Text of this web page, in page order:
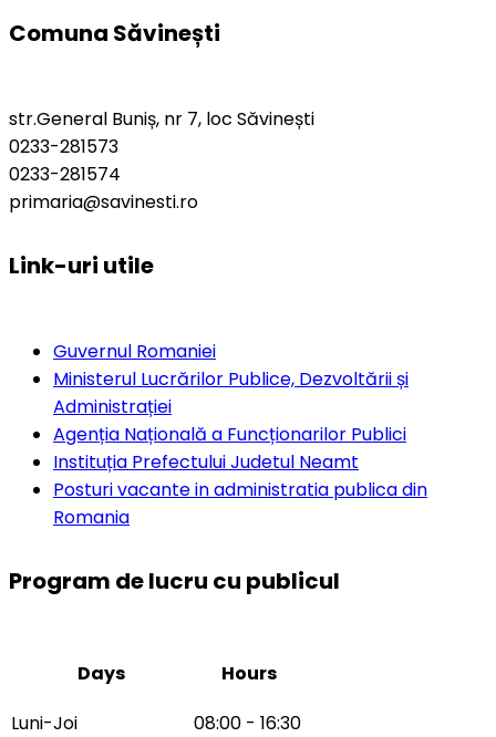
Comuna Săvinești
str.General Buniș, nr 7, loc Săvinești
0233-281573
0233-281574
primaria@savinesti.ro
Link-uri utile
Guvernul Romaniei
Ministerul Lucrărilor Publice, Dezvoltării și
Administrației
Agenția Națională a Funcționarilor Publici
Instituția Prefectului Judetul Neamt
Posturi vacante in administratia publica din
Romania
Program de lucru cu publicul
Days
Hours
Luni-Joi
08:00 - 16:30